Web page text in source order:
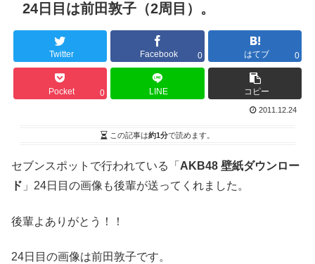
24日目は前田敦子（2周目）。
Twitter Facebook 0 はてブ 0
Pocket 0 LINE コピー
2011.12.24
この記事は約1分で読めます。
セブンスポットで行われている「 AKB48 壁紙ダウンロー
ド 」24日目の画像も後輩が送ってくれました。
後輩よありがとう！！
24日目の画像は前田敦子です。